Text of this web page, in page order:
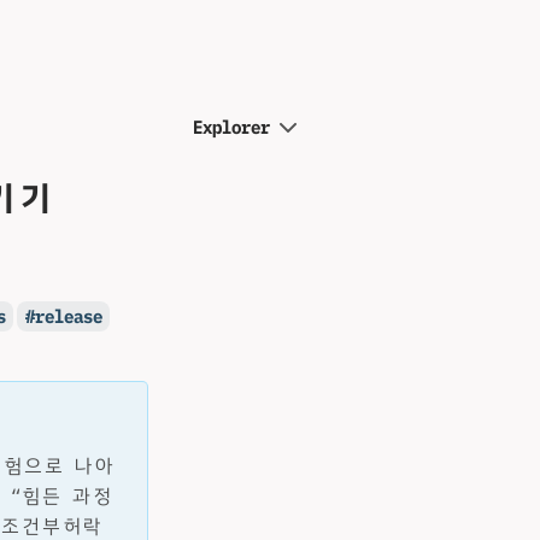
기
release
으로 나아
“힘든 과정
건부허락
Explorer